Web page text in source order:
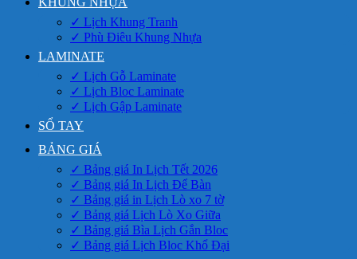
✓ Lịch Khung Tranh
✓ Phù Điêu Khung Nhựa
LAMINATE
✓ Lịch Gỗ Laminate
✓ Lịch Bloc Laminate
✓ Lịch Gập Laminate
SỔ TAY
BẢNG GIÁ
✓ Bảng giá In Lịch Tết 2026
✓ Bảng giá In Lịch Để Bàn
✓ Bảng giá in Lịch Lò xo 7 tờ
✓ Bảng giá Lịch Lò Xo Giữa
✓ Bảng giá Bìa Lịch Gắn Bloc
✓ Bảng giá Lịch Bloc Khổ Đại